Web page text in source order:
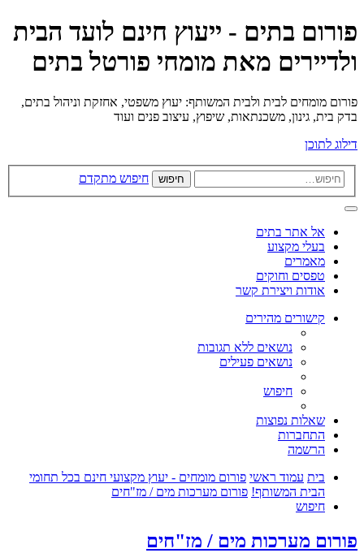
פורום בתים - ייעוץ חינם לועד הבית
ולדיירים מאת מומחי פורטל בתים
פורום מומחים לבית ולבית המשותף: יעוץ משפטי, אחזקת וניהול בתים,
בדק בית, גינון, משכנתאות, שיפוץ, עיצוב פנים ועוד
דילוג לתוכן
חיפוש חיפוש מתקדם
אל אתר בתים
בעלי מקצוע
מאמרים
טפסים וחוקים
אודות ויצירת קשר
קישורים מהירים
נושאים ללא תגובות
נושאים פעילים
חיפוש
שאלות נפוצות
התחברות
הרשמה
בית עמוד ראשי פורום מומחים - יעוץ מקצועי חינם בכל תחומי
הבית המשותף! פורום מערכות מים / מז"חים
חיפוש
פורום מערכות מים / מז"חים